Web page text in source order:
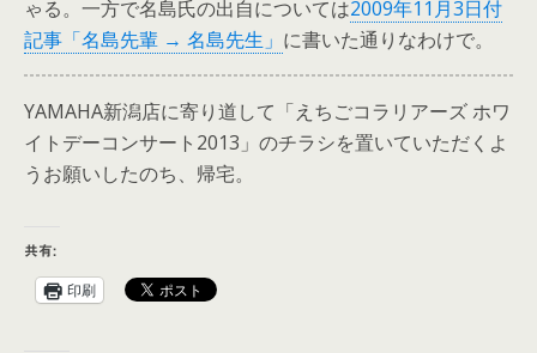
ゃる。一方で名島氏の出自については2009年11月3日付
記事「名島先輩 → 名島先生」 に書いた通りなわけで。
YAMAHA新潟店に寄り道して「えちごコラリアーズ ホワ
イトデーコンサート2013」のチラシを置いていただくよ
うお願いしたのち、帰宅。
共有:
印刷